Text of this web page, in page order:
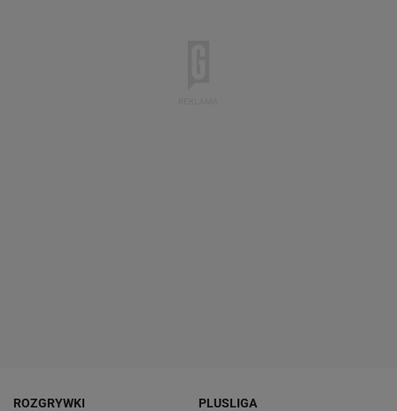
ROZGRYWKI PLUSLIGA